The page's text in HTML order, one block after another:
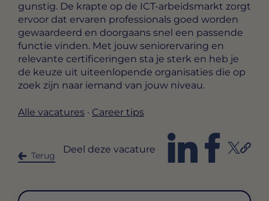
gunstig. De krapte op de ICT-arbeidsmarkt zorgt
ervoor dat ervaren professionals goed worden
gewaardeerd en doorgaans snel een passende
functie vinden. Met jouw seniorervaring en
relevante certificeringen sta je sterk en heb je
de keuze uit uiteenlopende organisaties die op
zoek zijn naar iemand van jouw niveau.
Alle vacatures · Career tips
Terug
Deel deze vacature